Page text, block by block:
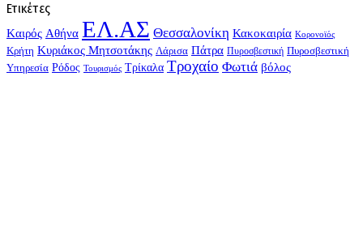
Ετικέτες
Kαιρός Αθήνα ΕΛ.ΑΣ Θεσσαλονίκη Κακοκαιρία Κορονοϊός
Κρήτη Κυριάκος Μητσοτάκης Λάρισα Πάτρα Πυροσβεστική Πυροσβεστική
Υπηρεσία Ρόδος Τουρισμός Τρίκαλα Τροχαίο Φωτιά βόλος